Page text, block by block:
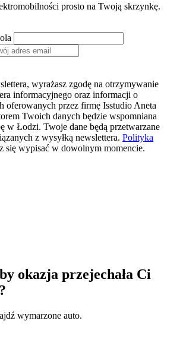
prosto na Twoją skrzynkę.
wyrażasz zgodę na otrzymywanie
informacyjnego oraz informacji o
oferowanych przez firmę Isstudio Aneta
Twoich danych będzie wspomniana
w Łodzi. Twoje dane będą przetwarzane
z wysyłką newslettera. Polityka
się wypisać w dowolnym momencie.
okazja przejechała Ci
wymarzone auto.